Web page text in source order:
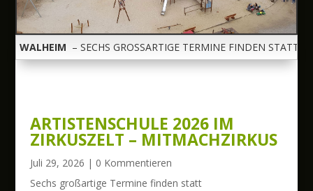
WALHEIM– SECHS GROSSARTIGE TERMINE FINDEN STATT ***
ARTISTENSCHULE 2026 IM
ZIRKUSZELT – MITMACHZIRKUS
Juli 29, 2026 | 0 Kommentieren
Sechs großartige Termine finden statt